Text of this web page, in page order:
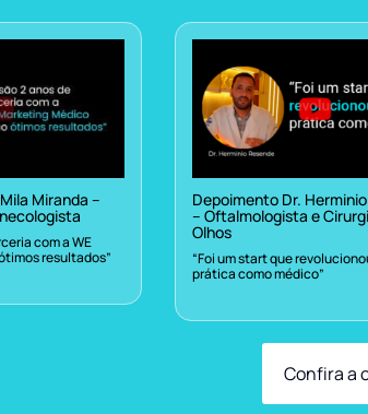
Miranda –
com a WE
resultados”
Depoimento Dr.
– Oftalmologista e
Olhos
“Foi um start que
prática como médico”
Confira a